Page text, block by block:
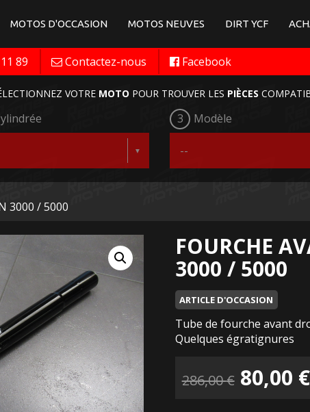
MOTOS D'OCCASION MOTOS NEUVES DIRT YCF
89 Contactez-nous Facebook
VOTRE MOTO POUR TROUVER LES PIÈCES
3 Modèle
3000 / 5000
FOURCHE
3000 / 5000
ARTICLE D'OCCASION
Tube de fourche avant
Quelques égratignures
286,00€ Le
80,00 €